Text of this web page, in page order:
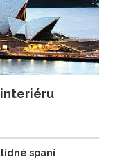
interiéru
spaní